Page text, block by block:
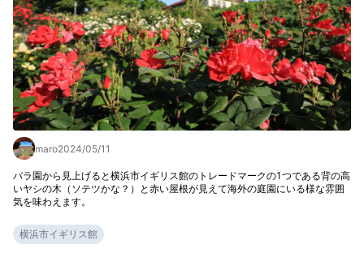
maro2024/05/11
バラ園から見上げると横浜市イギリス館のトレードマークの1つである背の高
いヤシの木（ソテツかな？）と赤い屋根が見えて海外の庭園にいる様な雰囲
気を味わえます。
横浜市イギリス館